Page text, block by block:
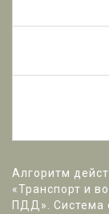
Алгоритм
«Транспорт и
ПДД». Система